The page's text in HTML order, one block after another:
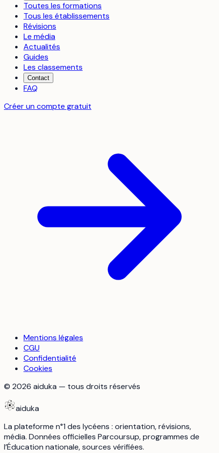
Toutes les formations
Tous les établissements
Révisions
Le média
Actualités
Guides
Les classements
Contact
FAQ
Créer un compte gratuit
Mentions légales
CGU
Confidentialité
Cookies
© 2026 aiduka — tous droits réservés
aiduka
La plateforme n°1 des lycéens : orientation, révisions,
média. Données officielles Parcoursup, programmes de
l’Éducation nationale, sources vérifiées.